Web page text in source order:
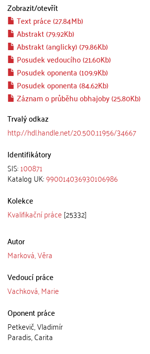
Zobrazit/otevřít
Text práce (27.84Mb)
Abstrakt (79.92Kb)
Abstrakt (anglicky) (79.86Kb)
Posudek vedoucího (21.60Kb)
Posudek oponenta (109.9Kb)
Posudek oponenta (84.62Kb)
Záznam o průběhu obhajoby (25.80Kb)
Trvalý odkaz
http://hdl.handle.net/20.500.11956/34667
Identifikátory
SIS:100871
Katalog UK:990014036930106986
Kolekce
Kvalifikační práce [25332]
Autor
Marková, Věra
Vedoucí práce
Vachková, Marie
Oponent práce
Petkevič, Vladimír
Paradis, Carita